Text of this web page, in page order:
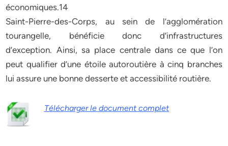
économiques.14
Saint-Pierre-des-Corps, au sein de l’agglomération
tourangelle, bénéficie donc d’infrastructures
d’exception. Ainsi, sa place centrale dans ce que l’on
peut qualifier d’une étoile autoroutière à cinq branches
lui assure une bonne desserte et accessibilité routière.
Télécharger le document complet